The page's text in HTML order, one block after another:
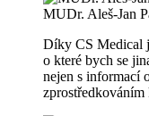
MUDr. Aleš-Jan
Díky CS Medical
o které bych se
nejen s informací
zprostředkováním